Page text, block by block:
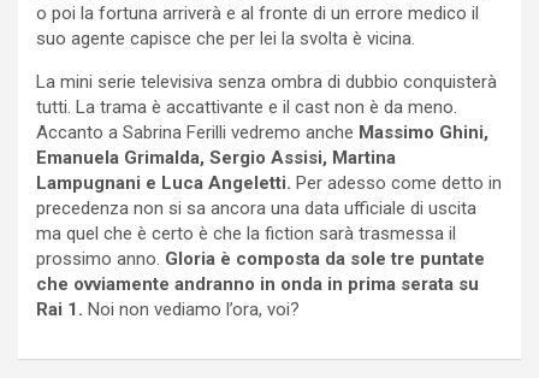
o poi la fortuna arriverà e al fronte di un errore medico il
suo agente capisce che per lei la svolta è vicina.
La mini serie televisiva senza ombra di dubbio conquisterà
tutti. La trama è accattivante e il cast non è da meno.
Accanto a Sabrina Ferilli vedremo anche Massimo Ghini,
Emanuela Grimalda, Sergio Assisi, Martina
Lampugnani e Luca Angeletti. Per adesso come detto in
precedenza non si sa ancora una data ufficiale di uscita
ma quel che è certo è che la fiction sarà trasmessa il
prossimo anno. Gloria è composta da sole tre puntate
che ovviamente andranno in onda in prima serata su
Rai 1. Noi non vediamo l’ora, voi?